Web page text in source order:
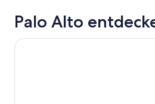
Palo Alto
Privater Rundgang an der